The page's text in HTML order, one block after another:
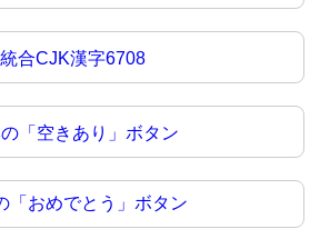
統合CJK漢字6708
の「空きあり」ボタン
「おめでとう」ボタン